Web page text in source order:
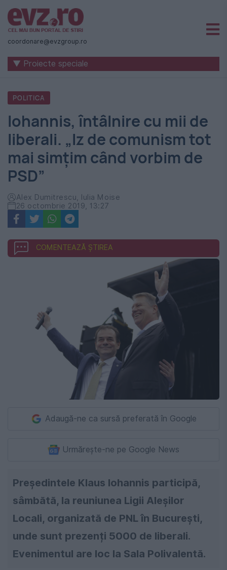
Știri
naționale
internaționale
România
Evenimentul
Zilei
coordonare@evzgroup.ro
▼ Proiecte speciale
POLITICA
Iohannis, întâlnire cu mii de
liberali. „Iz de comunism tot
mai simțim când vorbim de
PSD”
Alex Dumitrescu, Iulia Moise
26 octombrie 2019, 13:27
COMENTEAZĂ ȘTIREA
Adaugă-ne ca sursă preferată în Google
Urmărește-ne pe Google News
Președintele Klaus Iohannis participă,
sâmbătă, la reuniunea Ligii Aleşilor
Locali, organizată de PNL în Bucureşti,
unde sunt prezenți 5000 de liberali.
Evenimentul are loc la Sala Polivalentă.